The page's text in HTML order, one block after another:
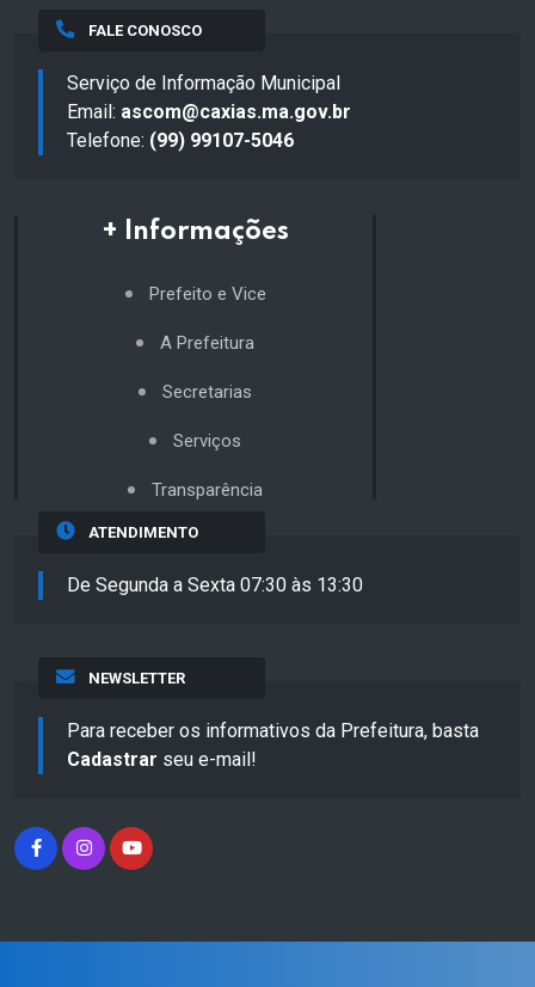
FALE CONOSCO
Serviço de Informação Municipal
Email: ascom@caxias.ma.gov.br
Telefone: (99) 99107-5046
+ Informações
Prefeito e Vice
A Prefeitura
Secretarias
Serviços
Transparência
ATENDIMENTO
De Segunda a Sexta 07:30 às 13:30
NEWSLETTER
Para receber os informativos da Prefeitura, basta
Cadastrar seu e-mail!